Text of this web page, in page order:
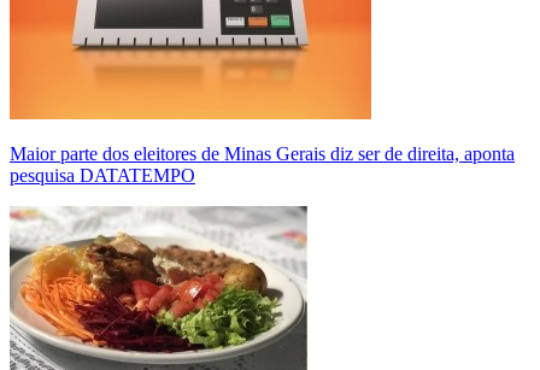
Maior parte dos eleitores de Minas Gerais diz ser de direita, aponta
pesquisa DATATEMPO